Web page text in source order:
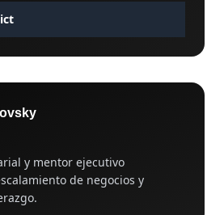
y mentor ejecutivo
de negocios y